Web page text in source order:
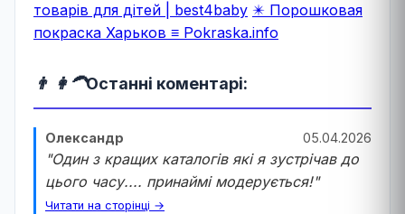
товарів для дітей | best4baby ✴️ Порошковая
покраска Харьков ≡ Pokraska.info
👨 👩‍🦱Останні коментарі:
Олександр 05.04.2026
"Один з кращих каталогів які я зустрічав до
цього часу.... принаймі модерується!"
Читати на сторінці →